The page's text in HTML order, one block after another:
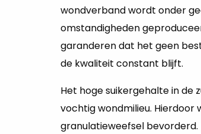
wondverband wordt onder
omstandigheden
garanderen dat het geen
de kwaliteit constant blijft.
Het hoge suikergehalte in de
vochtig wondmilieu. Hierdoor
granulatieweefsel